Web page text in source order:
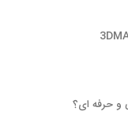
و حرفه ای؟َ